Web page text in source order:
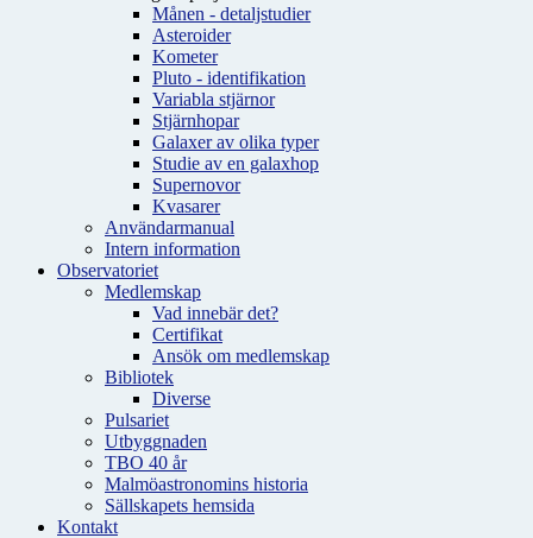
Månen - detaljstudier
Asteroider
Kometer
Pluto - identifikation
Variabla stjärnor
Stjärnhopar
Galaxer av olika typer
Studie av en galaxhop
Supernovor
Kvasarer
Användarmanual
Intern information
Observatoriet
Medlemskap
Vad innebär det?
Certifikat
Ansök om medlemskap
Bibliotek
Diverse
Pulsariet
Utbyggnaden
TBO 40 år
Malmöastronomins historia
Sällskapets hemsida
Kontakt